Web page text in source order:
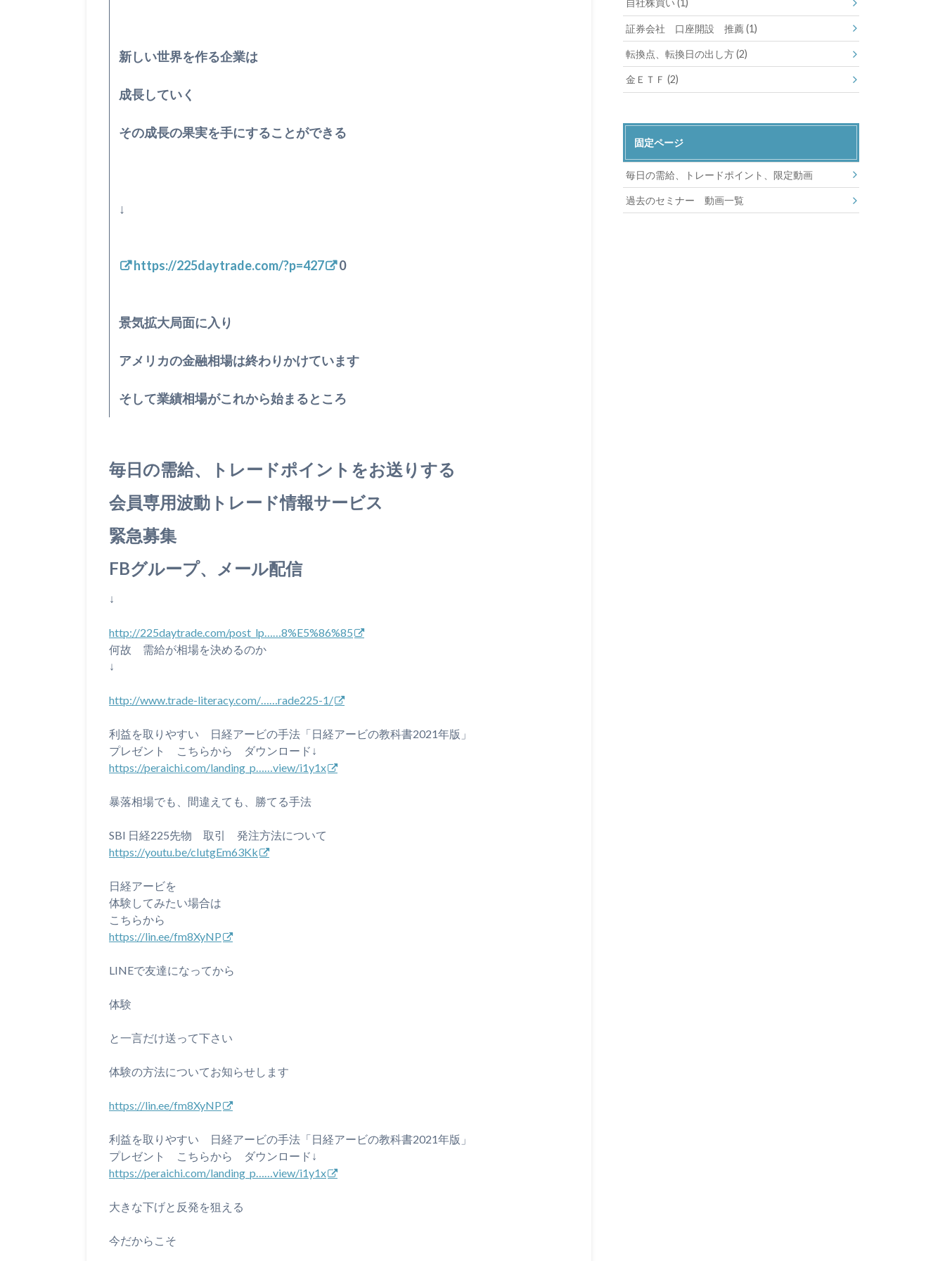
新しい世界を作る企業は
成長していく
その成長の果実を手にすることができる
↓
https://225daytrade.com/?p=427 0
景気拡大局面に入り
アメリカの金融相場は終わりかけています
そして業績相場がこれから始まるところ
毎日の需給、トレードポイントをお送りする
会員専用波動トレード情報サービス
緊急募集
FBグループ、メール配信
↓
http://225daytrade.com/post_lp……8%E5%86%85
何故 需給が相場を決めるのか
↓
http://www.trade-literacy.com/……rade225-1/
利益を取りやすい 日経アービの手法「日経アービの教科書2021年版」
プレゼント こちらから ダウンロード↓
https://peraichi.com/landing_p……view/i1y1x
暴落相場でも、間違えても、勝てる手法
SBI 日経225先物 取引 発注方法について
https://youtu.be/cIutgEm63Kk
日経アービを
体験してみたい場合は
こちらから
https://lin.ee/fm8XyNP
LINEで友達になってから
体験
と一言だけ送って下さい
体験の方法についてお知らせします
https://lin.ee/fm8XyNP
利益を取りやすい 日経アービの手法「日経アービの教科書2021年版」
プレゼント こちらから ダウンロード↓
https://peraichi.com/landing_p……view/i1y1x
大きな下げと反発を狙える
今だからこそ
自社株買い(1)
証券会社 口座開設 推薦(1)
転換点、転換日の出し方(2)
金ＥＴＦ(2)
固定ページ
毎日の需給、トレードポイント、限定動画
過去のセミナー 動画一覧